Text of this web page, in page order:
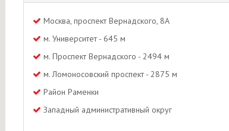
Москва, проспект Вернадского, 8А
м. Университет - 645 м
м. Проспект Вернадского - 2494 м
м. Ломоносовский проспект - 2875 м
Район Раменки
Западный административный округ